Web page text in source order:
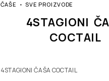
ČAŠE SVE PROIZVODE
4STAGIONI
COCTAIL
4STAGIONI ČAŠA COCTAIL